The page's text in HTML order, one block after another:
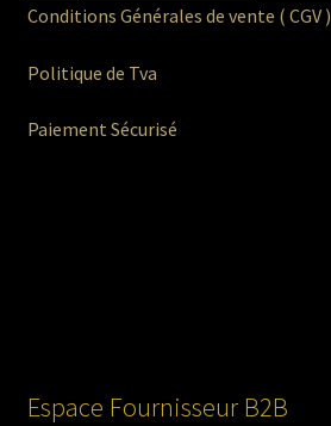
Conditions Générales de vente ( CGV )
Politique de Tva
Paiement Sécurisé
Espace Fournisseur B2B